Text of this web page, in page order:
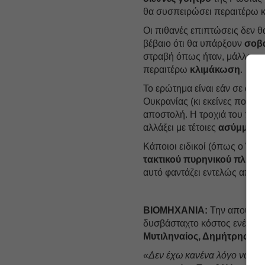
θα συσπειρώσει περαιτέρω
Οι πιθανές επιπτώσεις δεν
βέβαιο ότι θα υπάρξουν
στραβή όπως ήταν, μάλλον
περαιτέρω κλιμάκωση.
Το ερώτημα είναι εάν σε
Ουκρανίας (κι εκείνες που
αποστολή. Η τροχιά του
αλλάξει με τέτοιες
Κάποιοι ειδικοί (όπως ο
τακτικού πυρηνικού
αυτό φαντάζει εντελώς
ΒΙΟΜΗΧΑΝΙΑ: Την απουσία
δυσβάσταχτο κόστος
Μυτιληναίος, Δημήτρης
«Δεν έχω κανένα λόγο να